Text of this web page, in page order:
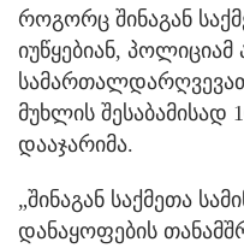
როგორც შინაგან
იუწყებიან,
მუხლის შესაბამისად
დააჯარიმა.
„შინაგან საქმეთა
დანაყოფების